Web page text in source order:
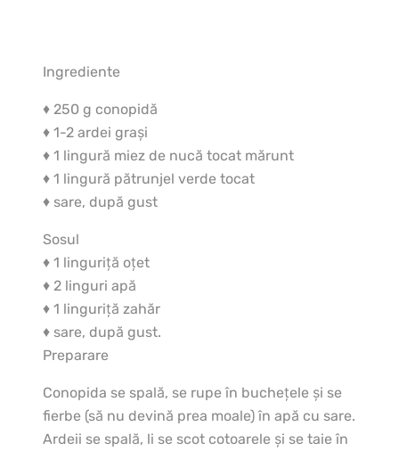
Ingrediente
♦ 250 g conopidă
♦ 1-2 ardei graşi
♦ 1 lingură miez de nucă tocat mărunt
♦ 1 lingură pătrunjel verde tocat
♦ sare, după gust
Sosul
♦ 1 linguriţă oţet
♦ 2 linguri apă
♦ 1 linguriţă zahăr
♦ sare, după gust.
Preparare
Conopida se spală, se rupe în bucheţele şi se
fierbe (să nu devină prea moale) în apă cu sare.
Ardeii se spală, li se scot cotoarele şi se taie în